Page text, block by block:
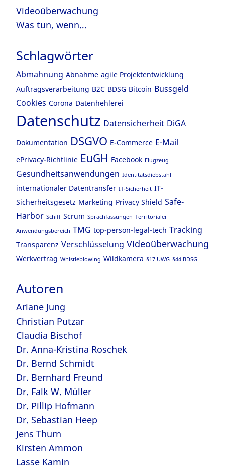
Videoüberwachung
Was tun, wenn…
Schlagwörter
Abmahnung Abnahme agile Projektentwicklung
Auftragsverarbeitung B2C BDSG Bitcoin Bussgeld
Cookies Corona Datenhehlerei
Datenschutz Datensicherheit DiGA
Dokumentation DSGVO E-Commerce E-Mail
ePrivacy-Richtlinie EuGH Facebook Flugzeug
Gesundheitsanwendungen Identitätsdiebstahl
internationaler Datentransfer IT-Sicherheit IT-
Sicherheitsgesetz Marketing Privacy Shield Safe-
Harbor Schiff Scrum Sprachfassungen Territorialer
Anwendungsbereich TMG top-person-legal-tech Tracking
Transparenz Verschlüsselung Videoüberwachung
Werkvertrag Whistleblowing Wildkamera §17 UWG §44 BDSG
Autoren
Ariane Jung
Christian Putzar
Claudia Bischof
Dr. Anna-Kristina Roschek
Dr. Bernd Schmidt
Dr. Bernhard Freund
Dr. Falk W. Müller
Dr. Pillip Hofmann
Dr. Sebastian Heep
Jens Thurn
Kirsten Ammon
Lasse Kamin